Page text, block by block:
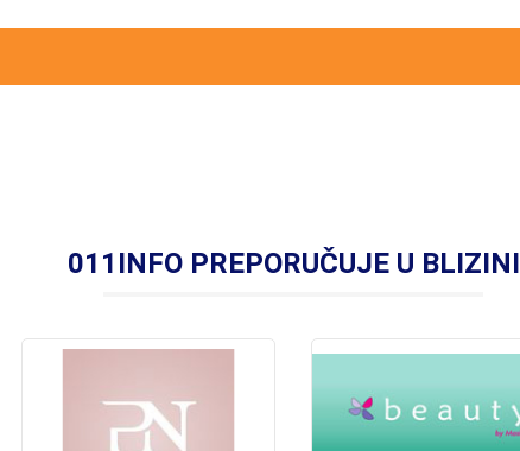
011INFO PREPORUČUJE U BLIZINI